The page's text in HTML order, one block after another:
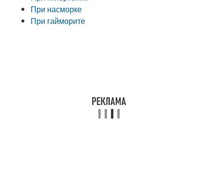
При насморке
При гайморите